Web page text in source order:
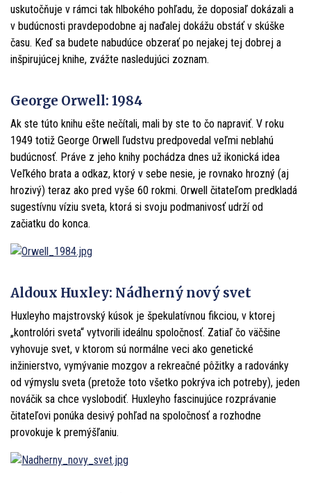
uskutočňuje v rámci tak hlbokého pohľadu, že doposiaľ dokázali a
v budúcnosti pravdepodobne aj naďalej dokážu obstáť v skúške
času. Keď sa budete nabudúce obzerať po nejakej tej dobrej a
inšpirujúcej knihe, zvážte nasledujúci zoznam.
George Orwell: 1984
Ak ste túto knihu ešte nečítali, mali by ste to čo napraviť. V roku
1949 totiž George Orwell ľudstvu predpovedal veľmi neblahú
budúcnosť. Práve z jeho knihy pochádza dnes už ikonická idea
Veľkého brata a odkaz, ktorý v sebe nesie, je rovnako hrozný (aj
hrozivý) teraz ako pred vyše 60 rokmi. Orwell čitateľom predkladá
sugestívnu víziu sveta, ktorá si svoju podmanivosť udrží od
začiatku do konca.
Aldoux Huxley: Nádherný nový svet
Huxleyho majstrovský kúsok je špekulatívnou fikciou, v ktorej
„kontrolóri sveta“ vytvorili ideálnu spoločnosť. Zatiaľ čo väčšine
vyhovuje svet, v ktorom sú normálne veci ako genetické
inžinierstvo, vymývanie mozgov a rekreačné pôžitky a radovánky
od výmyslu sveta (pretože toto všetko pokrýva ich potreby), jeden
nováčik sa chce vyslobodiť. Huxleyho fascinujúce rozprávanie
čitateľovi ponúka desivý pohľad na spoločnosť a rozhodne
provokuje k premýšľaniu.